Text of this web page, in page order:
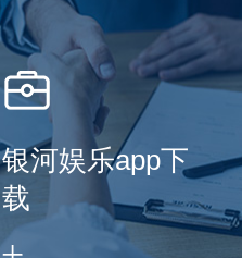
银河娱乐app下
载